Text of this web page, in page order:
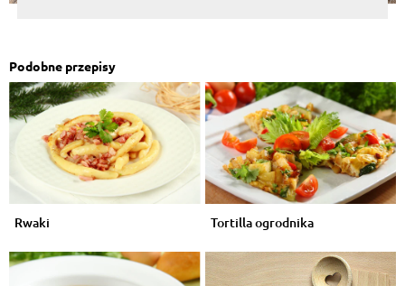
Podobne przepisy
Rwaki Tortilla ogrodnika